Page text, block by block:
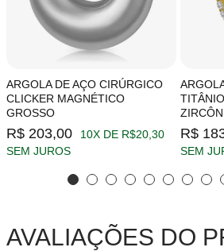
ARGOLA DE AÇO CIRÚRGICO
CLICKER MAGNÉTICO
GROSSO
R$ 203,00
10X DE R$20,30
SEM JUROS
R$
SEM
AVALIAÇÕES DO